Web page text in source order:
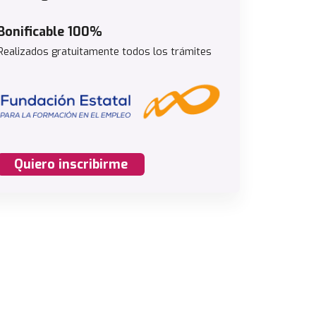
100%
gratuitamente todos los trámites
Quiero inscribirme